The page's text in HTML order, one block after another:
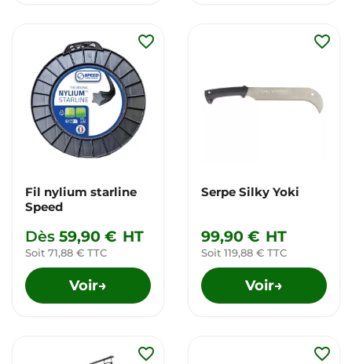
Fil nylium starline
Speed
Dès 59,90 € HT
Soit 71,88 € TTC
Voir→
favorite_border
Serpe Silky Yoki
99,90 € HT
Soit 119,88 € TTC
Voir→
favorite_border
favorite_border favorite_border